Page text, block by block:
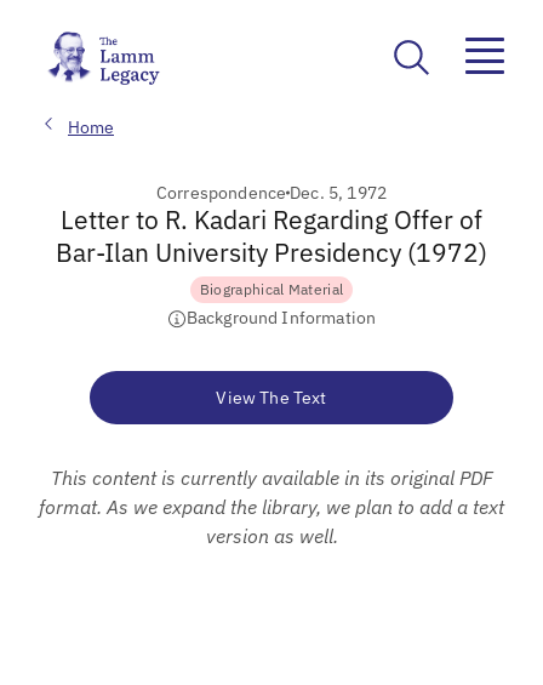
Home
Correspondence Dec. 5, 1972
Letter to R. Kadari Regarding Offer of
Bar-Ilan University Presidency (1972)
Biographical Material
Background Information
View The Text
This content is currently available in its original PDF
format. As we expand the library, we plan to add a text
version as well.